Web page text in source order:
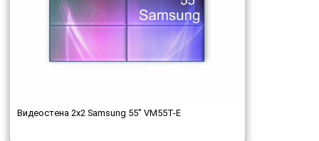
Видеостена 2x2 Samsung 55" VM55T-E